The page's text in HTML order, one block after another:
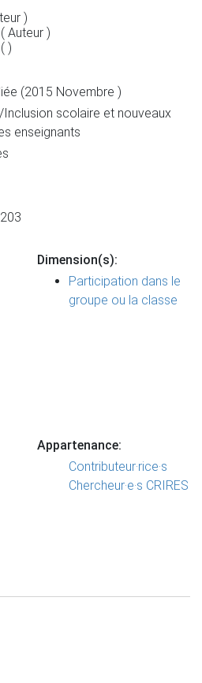
)
( Auteur )
( )
(2015 Novembre )
scolaire et nouveaux
enseignants
Dimension(s):
Participation dans le
groupe ou la classe
Appartenance:
Contributeur·rice·s
Chercheur·e·s CRIRES